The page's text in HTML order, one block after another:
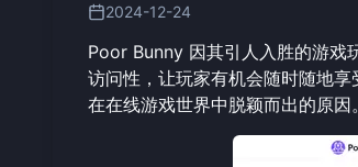
2024-12-24
Poor Bunny 因其引人入胜的游戏
访问性，让玩家有机会随时随地
在在线游戏世界中脱颖而出的原因。